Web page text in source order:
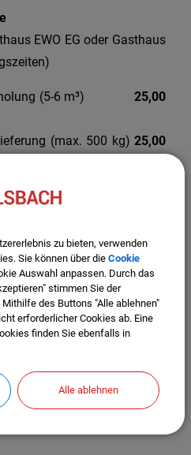
EG oder Gasthaus
(5-6 m³) 25,00
(max. 500 kg) 25,00
- jeweils 1x pro
des Landkreises Altötting
(bitte anklicken)
Abfall-Appdes Landkreises
sich bequem über Ihr
erinnern!
zu bieten, verwenden
Sie können über die Cookie
Auswahl anpassen. Durch das
stimmen Sie der
des Buttons "Alle ablehnen"
erforderlicher Cookies ab. Eine
finden Sie ebenfalls in
Alle ablehnen